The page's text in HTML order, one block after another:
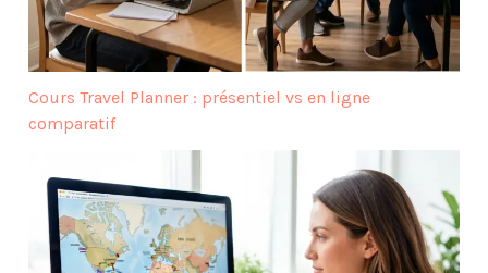
Cours Travel Planner : présentiel vs en ligne
comparatif